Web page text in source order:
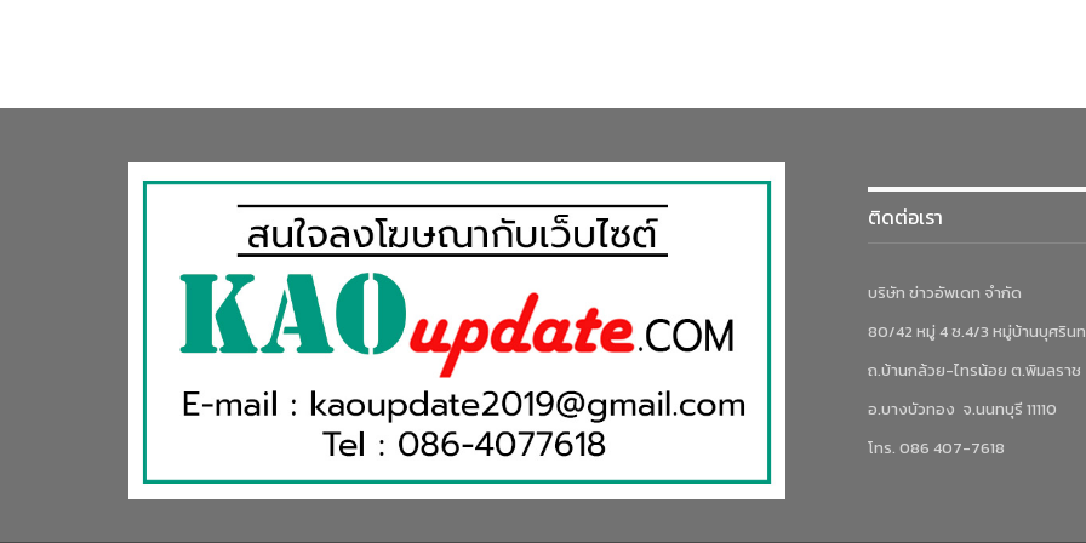
ติดต่อเรา
บริษัท ข่าวอัพเดท จำกัด
80/42 หมู่ 4 ซ.4/3 หมู่บ้านบุศริน
ถ.บ้านกล้วย-ไทรน้อย ต.พิมลราช
อ.บางบัวทอง จ.นนทบุรี 11110
โทร. 086 407-7618